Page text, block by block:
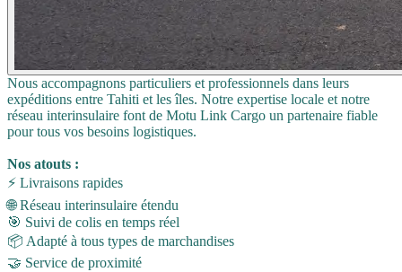
Nous accompagnons particuliers et professionnels dans leurs
expéditions entre Tahiti et les îles. Notre expertise locale et notre
réseau interinsulaire font de Motu Link Cargo un partenaire fiable
pour tous vos besoins logistiques.
Nos atouts :
⚡ Livraisons rapides
🌐 Réseau interinsulaire étendu
🎯 Suivi de colis en temps réel
📦 Adapté à tous types de marchandises
🤝 Service de proximité